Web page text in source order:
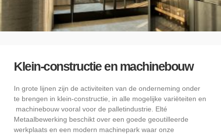
Klein-constructie en machinebouw
In grote lijnen zijn de activiteiten van de onderneming onder
te brengen in klein-constructie, in alle mogelijke variëteiten en
machinebouw vooral voor de palletindustrie. Elté
Metaalbewerking beschikt over een goede geoutilleerde
werkplaats en een modern machinepark waar onze